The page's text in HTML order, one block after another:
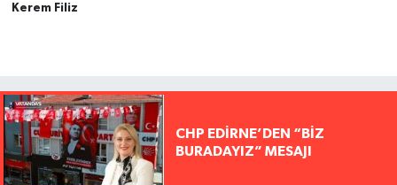
Kerem Filiz
CHP EDİRNE’DEN “BİZ
BURADAYIZ” MESAJI